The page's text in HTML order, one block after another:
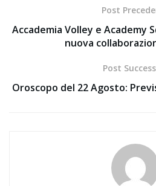
Post
Accademia Volley e Academy
nuova
Post
Oroscopo del 22 Agosto: